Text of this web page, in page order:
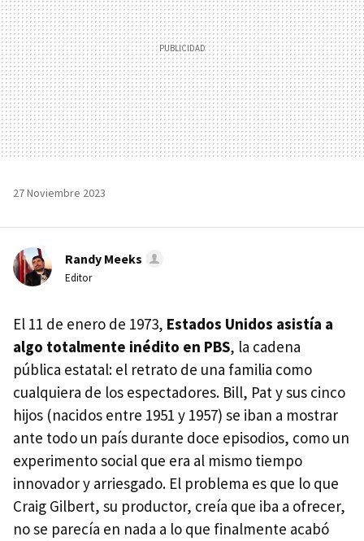
27 Noviembre 2023
Randy Meeks
Editor
El 11 de enero de 1973, Estados Unidos asistía a
algo totalmente inédito en PBS, la cadena
pública estatal: el retrato de una familia como
cualquiera de los espectadores. Bill, Pat y sus cinco
hijos (nacidos entre 1951 y 1957) se iban a mostrar
ante todo un país durante doce episodios, como un
experimento social que era al mismo tiempo
innovador y arriesgado. El problema es que lo que
Craig Gilbert, su productor, creía que iba a ofrecer,
no se parecía en nada a lo que finalmente acabó